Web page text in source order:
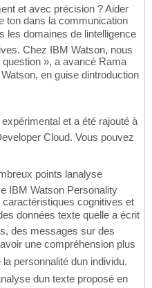
et avec précision ? Aider
ton dans la communication
domaines de lintelligence
Chez IBM Watson, nous
», a avancé Rama
en guise dintroduction
expérimental et a été rajouté à
Cloud. Vous pouvez
points lanalyse
IBM Watson Personality
cognitives et
données texte quelle a écrit
des messages sur des
une compréhension plus
personnalité dun individu.
dun texte proposé en